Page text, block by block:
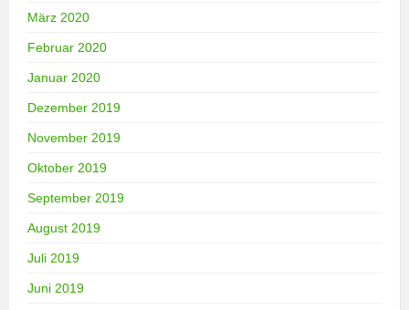
März 2020
Februar 2020
Januar 2020
Dezember 2019
November 2019
Oktober 2019
September 2019
August 2019
Juli 2019
Juni 2019